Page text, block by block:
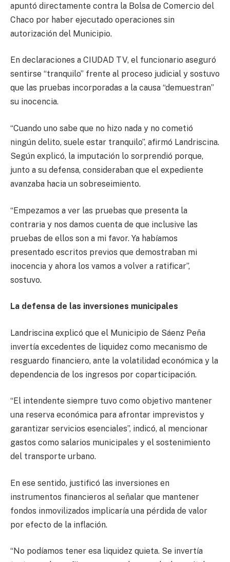
apuntó directamente contra la Bolsa de Comercio del
Chaco por haber ejecutado operaciones sin
autorización del Municipio.
En declaraciones a CIUDAD TV, el funcionario aseguró
sentirse “tranquilo” frente al proceso judicial y sostuvo
que las pruebas incorporadas a la causa “demuestran”
su inocencia.
“Cuando uno sabe que no hizo nada y no cometió
ningún delito, suele estar tranquilo”, afirmó Landriscina.
Según explicó, la imputación lo sorprendió porque,
junto a su defensa, consideraban que el expediente
avanzaba hacia un sobreseimiento.
“Empezamos a ver las pruebas que presenta la
contraria y nos damos cuenta de que inclusive las
pruebas de ellos son a mi favor. Ya habíamos
presentado escritos previos que demostraban mi
inocencia y ahora los vamos a volver a ratificar”,
sostuvo.
La defensa de las inversiones municipales
Landriscina explicó que el Municipio de Sáenz Peña
invertía excedentes de liquidez como mecanismo de
resguardo financiero, ante la volatilidad económica y la
dependencia de los ingresos por coparticipación.
“El intendente siempre tuvo como objetivo mantener
una reserva económica para afrontar imprevistos y
garantizar servicios esenciales”, indicó, al mencionar
gastos como salarios municipales y el sostenimiento
del transporte urbano.
En ese sentido, justificó las inversiones en
instrumentos financieros al señalar que mantener
fondos inmovilizados implicaría una pérdida de valor
por efecto de la inflación.
“No podíamos tener esa liquidez quieta. Se invertía